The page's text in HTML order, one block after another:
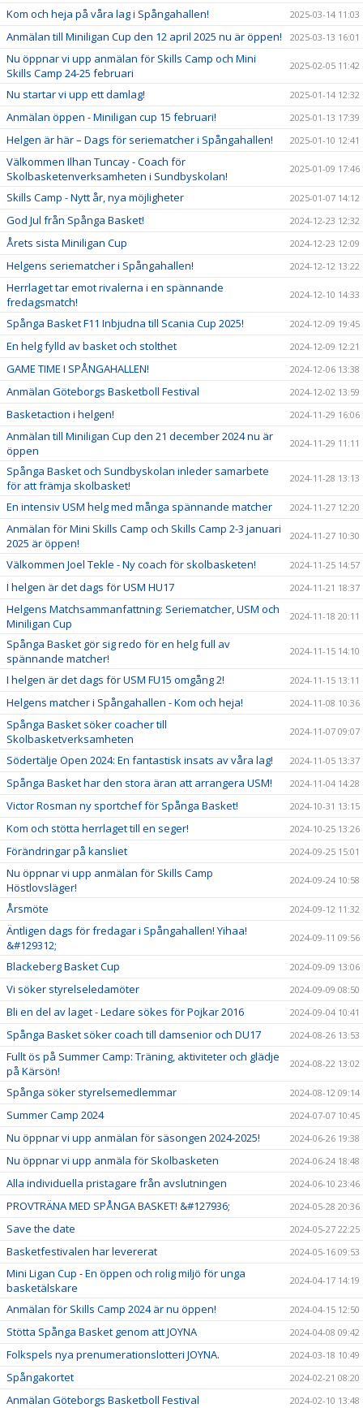
Kom och heja på våra lag i Spångahallen! 2025-03-14 11:03
Anmälan till Miniligan Cup den 12 april 2025 nu är öppen! 2025-03-13 16:01
Nu öppnar vi upp anmälan för Skills Camp och Mini
Skills Camp 24-25 februari
2025-02-05 11:42
Nu startar vi upp ett damlag! 2025-01-14 12:32
Anmälan öppen - Miniligan cup 15 februari! 2025-01-13 17:39
Helgen är här – Dags för seriematcher i Spångahallen! 2025-01-10 12:41
Välkommen Ilhan Tuncay - Coach för
Skolbasketenverksamheten i Sundbyskolan!
2025-01-09 17:46
Skills Camp - Nytt år, nya möjligheter 2025-01-07 14:12
God Jul från Spånga Basket! 2024-12-23 12:32
Årets sista Miniligan Cup 2024-12-23 12:09
Helgens seriematcher i Spångahallen! 2024-12-12 13:22
Herrlaget tar emot rivalerna i en spännande
fredagsmatch!
2024-12-10 14:33
Spånga Basket F11 Inbjudna till Scania Cup 2025! 2024-12-09 19:45
En helg fylld av basket och stolthet 2024-12-09 12:21
GAME TIME I SPÅNGAHALLEN! 2024-12-06 13:38
Anmälan Göteborgs Basketboll Festival 2024-12-02 13:59
Basketaction i helgen! 2024-11-29 16:06
Anmälan till Miniligan Cup den 21 december 2024 nu är
öppen
2024-11-29 11:11
Spånga Basket och Sundbyskolan inleder samarbete
för att främja skolbasket!
2024-11-28 13:13
En intensiv USM helg med många spännande matcher 2024-11-27 12:20
Anmälan för Mini Skills Camp och Skills Camp 2-3 januari
2025 är öppen!
2024-11-27 10:30
Välkommen Joel Tekle - Ny coach för skolbasketen! 2024-11-25 14:57
I helgen är det dags för USM HU17 2024-11-21 18:37
Helgens Matchsammanfattning: Seriematcher, USM och
Miniligan Cup
2024-11-18 20:11
Spånga Basket gör sig redo för en helg full av
spännande matcher!
2024-11-15 14:10
I helgen är det dags för USM FU15 omgång 2! 2024-11-15 13:11
Helgens matcher i Spångahallen - Kom och heja! 2024-11-08 10:36
Spånga Basket söker coacher till
Skolbasketverksamheten
2024-11-07 09:07
Södertälje Open 2024: En fantastisk insats av våra lag! 2024-11-05 13:37
Spånga Basket har den stora äran att arrangera USM! 2024-11-04 14:28
Victor Rosman ny sportchef för Spånga Basket! 2024-10-31 13:15
Kom och stötta herrlaget till en seger! 2024-10-25 13:26
Förändringar på kansliet 2024-09-25 15:01
Nu öppnar vi upp anmälan för Skills Camp
Höstlovsläger!
2024-09-24 10:58
Årsmöte 2024-09-12 11:32
Äntligen dags för fredagar i Spångahallen! Yihaa!
&#129312;
2024-09-11 09:56
Blackeberg Basket Cup 2024-09-09 13:06
Vi söker styrelseledamöter 2024-09-09 08:50
Bli en del av laget - Ledare sökes för Pojkar 2016 2024-09-04 10:41
Spånga Basket söker coach till damsenior och DU17 2024-08-26 13:53
Fullt ös på Summer Camp: Träning, aktiviteter och glädje
på Kärsön!
2024-08-22 13:02
Spånga söker styrelsemedlemmar 2024-08-12 09:14
Summer Camp 2024 2024-07-07 10:45
Nu öppnar vi upp anmälan för säsongen 2024-2025! 2024-06-26 19:38
Nu öppnar vi upp anmäla för Skolbasketen 2024-06-24 18:48
Alla individuella pristagare från avslutningen 2024-06-10 23:46
PROVTRÄNA MED SPÅNGA BASKET! &#127936; 2024-05-28 20:36
Save the date 2024-05-27 22:25
Basketfestivalen har levererat 2024-05-16 09:53
Mini Ligan Cup - En öppen och rolig miljö för unga
basketälskare
2024-04-17 14:19
Anmälan för Skills Camp 2024 är nu öppen! 2024-04-15 12:50
Stötta Spånga Basket genom att JOYNA 2024-04-08 09:42
Folkspels nya prenumerationslotteri JOYNA. 2024-03-18 10:49
Spångakortet 2024-02-21 08:20
Anmälan Göteborgs Basketboll Festival 2024-02-10 13:48